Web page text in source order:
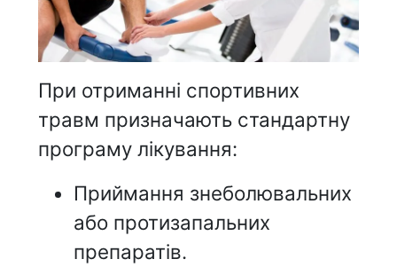
При отриманні спортивних
травм призначають стандартну
програму лікування:
Приймання знеболювальних
або протизапальних
препаратів.